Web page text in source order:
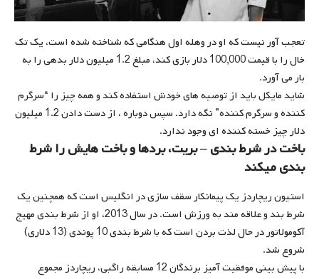
تعجب آور نیست که او در وهله اول هنگامی که شناخته شده است، یک تک
خال را با قیمت 100,000 دلار بازی کند، مبلغ 1.2 میلیون دلار بدهی را به
بار می آورد.
شاید مایکل باید از توصیه های خودش استفاده کند و همه چیز را “سرگرم
کننده و سرگرم کننده” نگه دارد. سپس دوباره ، از دست دادن 1.2 میلیون
دلار چیز خسته کننده ای وجود ندارد.
باخت در شرط بندی – بریت، بردها و باخت هایش را شرط
بندی میکند
استیون ریچاردز یک پیمانکار سقف سازی در انگلیس است که همچنین یک
شرط بند و علاقه مند به ورزش است. در سال 2013، او از شرط بندی مهیج
آکومولاتور در حال لذت بردن است که با شرط بندی 10 پوندی (13 دلاری)
شروع شد.
با پیش بینی موفقیت آمیز برندگان 12 مسابقه راگبی، ریچاردز مجموع